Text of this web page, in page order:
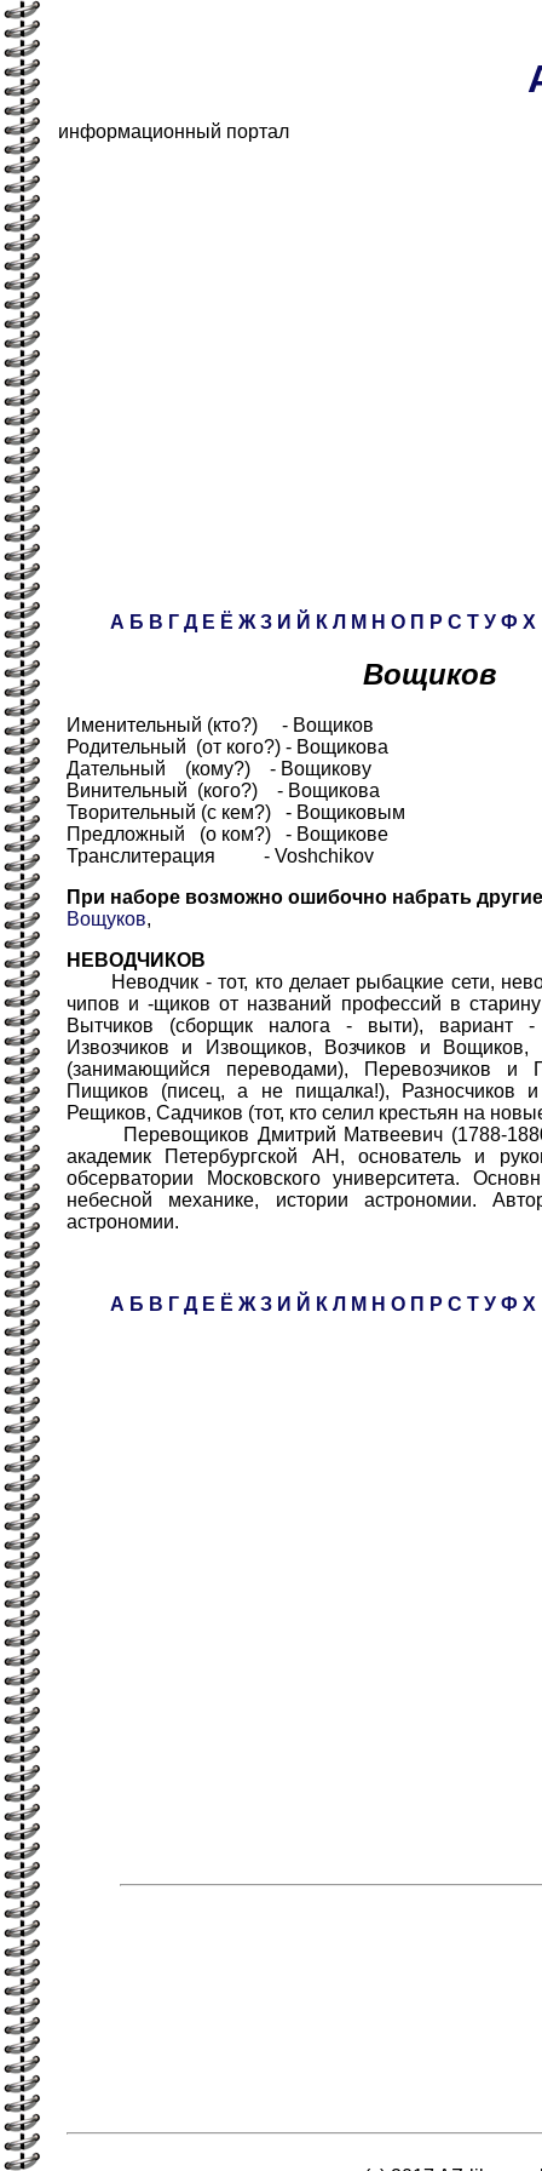
информационный портал
А Б В Г Д Е Ё Ж З И Й К Л М Н О П Р С Т У Ф Х
Вощиков
Именительный (кто?) - Вощиков
Родительный (от кого?) - Вощикова
Дательный (кому?) - Вощикову
Винительный (кого?) - Вощикова
Творительный (с кем?) - Вощиковым
Предложный (о ком?) - Вощикове
Транслитерация - Voshchikov
При наборе возможно ошибочно набрать
Вощуков,
НЕВОДЧИКОВ
Неводчик - тот, кто делает рыбацкие сети,
чипов и -щиков от названий профессий в
Вытчиков (сборщик налога - выти), вариант -
Извозчиков и Извощиков, Возчиков и Вощиков,
(занимающийся переводами), Перевозчиков и
Пищиков (писец, а не пищалка!), Разносчиков
Рещиков, Садчиков (тот, кто селил крестьян на
Перевощиков Дмитрий Матвеевич (1788-
академик Петербургской АН, основатель и
обсерватории Московского университета.
небесной механике, истории астрономии.
астрономии.
А Б В Г Д Е Ё Ж З И Й К Л М Н О П Р С Т У Ф Х